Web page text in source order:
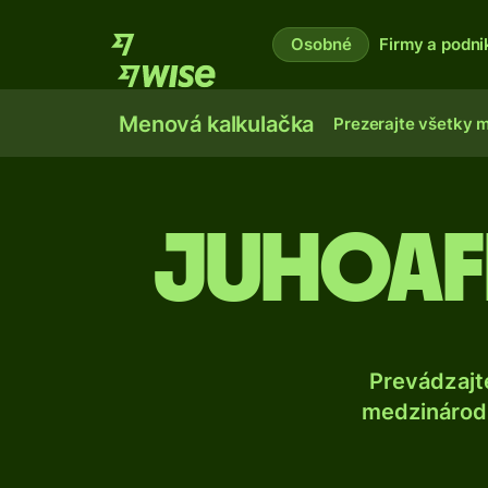
Osobné Firmy a
Menová kalkulačka Prezerajte všetky